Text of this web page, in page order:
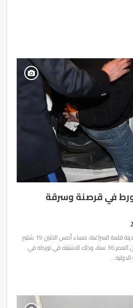
في قرصنة وسرقة
تمكنت عناصر الشرطة القضائية بمدينة قلعة السراغنة، مساء أمس الاثنين 19 شتنبر
الجاري، من توقيف شخص يبلغ من العمر 36 سنة، وذلك للاشتباه في تورطه في